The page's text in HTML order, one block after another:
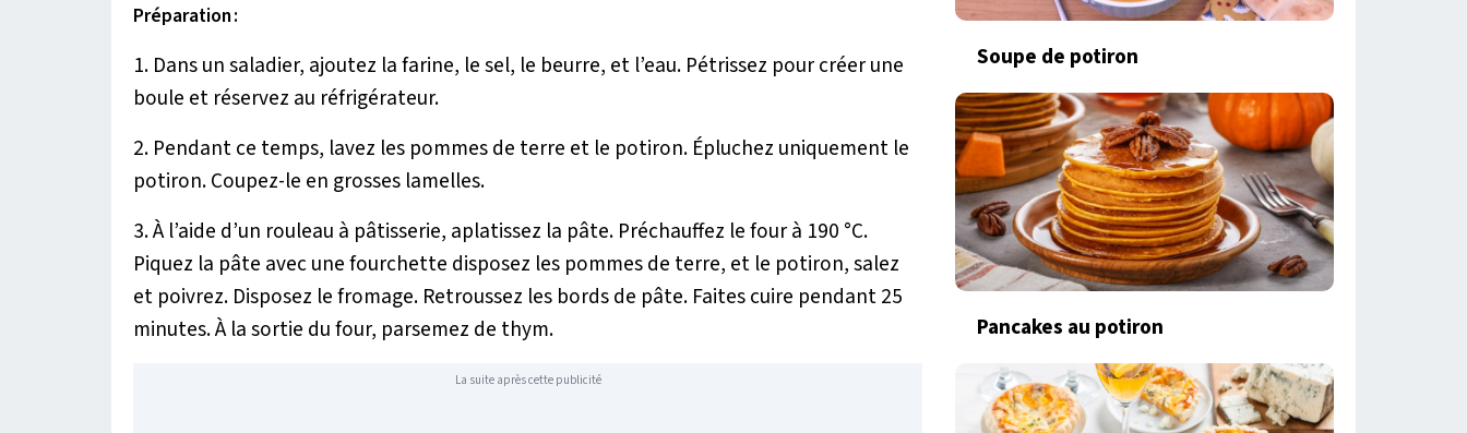
Préparation :
1. Dans un saladier, ajoutez la farine, le sel, le beurre, et l’eau. Pétrissez pour créer une
boule et réservez au réfrigérateur.
2. Pendant ce temps, lavez les pommes de terre et le potiron. Épluchez uniquement le
potiron. Coupez-le en grosses lamelles.
3. À l’aide d’un rouleau à pâtisserie, aplatissez la pâte. Préchauffez le four à 190 °C.
Piquez la pâte avec une fourchette disposez les pommes de terre, et le potiron, salez
et poivrez. Disposez le fromage. Retroussez les bords de pâte. Faites cuire pendant 25
minutes. À la sortie du four, parsemez de thym.
La suite après cette publicité
Soupe de potiron
Pancakes au potiron